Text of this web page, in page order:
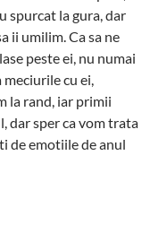
spurcat la gura, dar
ii umilim. Ca sa ne
peste ei, nu numai
meciurile cu ei,
la rand, iar primii
dar sper ca vom trata
de emotiile de anul